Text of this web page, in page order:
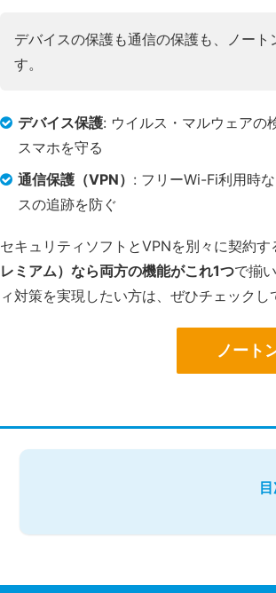
デバイスの保護も通信の保護も、ノー
す。
デバイス保護: ウイルス・マルウェアの
スマホを守る
通信保護（VPN） : フリーWi-Fi利用時
スの追跡を防ぐ
セキュリティソフトとVPNを別々に契約す
レミアム）なら両方の機能がこれ1つで揃
ィ対策を実現したい方は、ぜひチェックし
ノート